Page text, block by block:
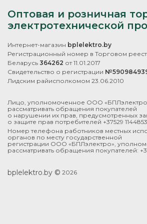
Оптовая и розничная
электротехнической
Интернет-магазин bplelektro.by
Регистрационный номер в Торговом
Беларусь 364262 от 11.01.2017
Свидетельство о регистрации
Лидским райисполкомом 23.06.2010
Лицо, уполномоченное ООО
рассматривать обращения покупателей
о нарушении их прав, предусмотренных
о защите прав потребителей +37529
Номер телефона работников местных
органов по месту государственной
регистрации ООО «БПЛэлектро»,
рассматривать обращения покупателей:
bplelektro.by © 2026